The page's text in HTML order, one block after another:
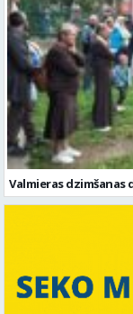
Valmieras dzimšanas